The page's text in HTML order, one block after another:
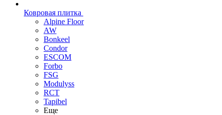
Ковровая плитка
Alpine Floor
AW
Bonkeel
Condor
ESCOM
Forbo
FSG
Modulyss
RCT
Tapibel
Еще